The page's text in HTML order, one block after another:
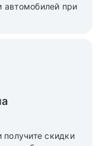
автомобилей при
получите скидки